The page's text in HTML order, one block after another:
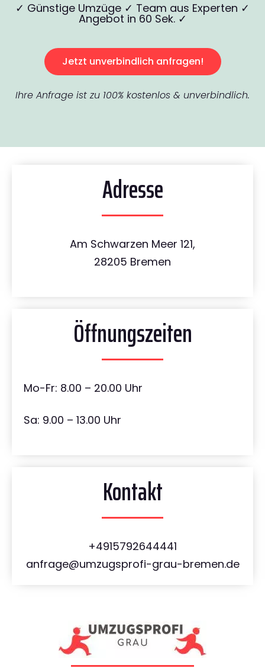
✓ Günstige Umzüge ✓ Team aus Experten ✓
Angebot in 60 Sek. ✓
Jetzt unverbindlich anfragen!
Ihre Anfrage ist zu 100% kostenlos & unverbindlich.
Adresse
Am Schwarzen Meer 121,
28205 Bremen
Öffnungszeiten
Mo-Fr: 8.00 – 20.00 Uhr
Sa: 9.00 – 13.00 Uhr
Kontakt
+4915792644441
anfrage@umzugsprofi-grau-bremen.de